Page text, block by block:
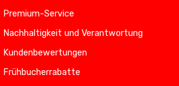
Premium-Service
Nachhaltigkeit und Verantwortung
Kundenbewertungen
Frühbucherrabatte